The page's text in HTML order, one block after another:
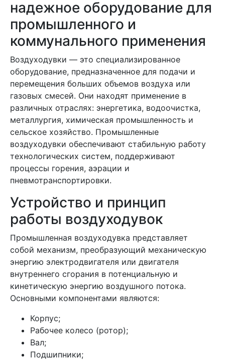
надежное оборудование для
промышленного и
коммунального применения
Воздуходувки — это специализированное
оборудование, предназначенное для подачи и
перемещения больших объемов воздуха или
газовых смесей. Они находят применение в
различных отраслях: энергетика, водоочистка,
металлургия, химическая промышленность и
сельское хозяйство. Промышленные
воздуходувки обеспечивают стабильную работу
технологических систем, поддерживают
процессы горения, аэрации и
пневмотранспортировки.
Устройство и принцип
работы воздуходувок
Промышленная воздуходувка представляет
собой механизм, преобразующий механическую
энергию электродвигателя или двигателя
внутреннего сгорания в потенциальную и
кинетическую энергию воздушного потока.
Основными компонентами являются:
Корпус;
Рабочее колесо (ротор);
Вал;
Подшипники;